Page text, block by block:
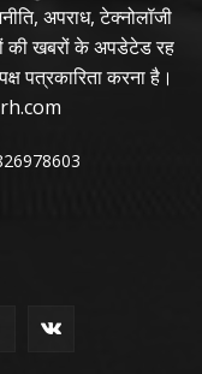
अपराध, टेक्नोलॉजी
की खबरों के अपडेटेड रह
पत्रकारिता करना है।